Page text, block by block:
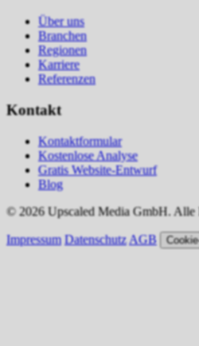
Über uns
Branchen
Regionen
Karriere
Referenzen
Kontakt
Kontaktformular
Kostenlose Analyse
Gratis Website-Entwurf
Blog
© 2026 Upscaled Media GmbH. Alle
Impressum DatenschutzAGB